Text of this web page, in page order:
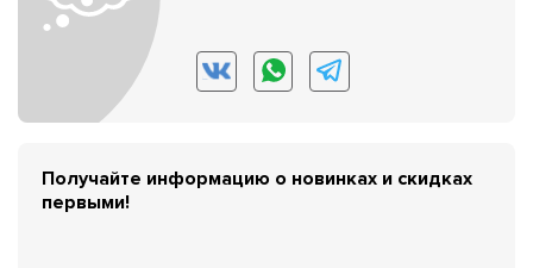
Получайте информацию о новинках и скидках
первыми!